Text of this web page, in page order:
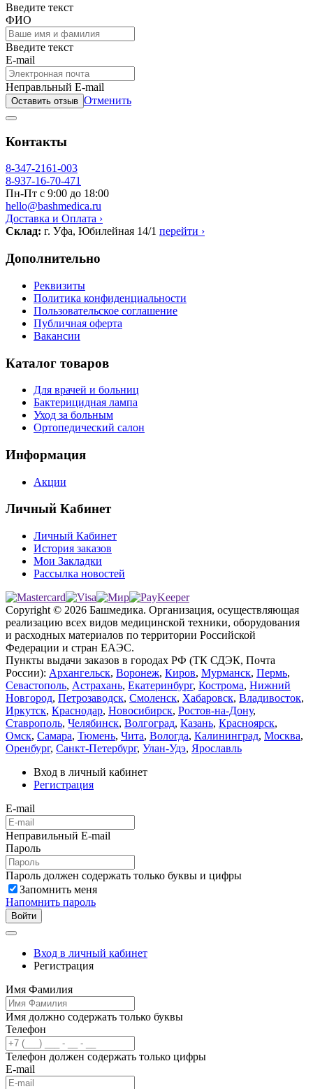
Введите текст
ФИО
Введите текст
E-mail
Неправльный E-mail
Оставить отзыв Отменить
Контакты
8-347-2161-003
8-937-16-70-471
Пн-Пт с 9:00 до 18:00
hello@bashmedica.ru
Доставка и Оплата ›
Склад: г. Уфа, Юбилейная 14/1 перейти ›
Дополнительно
Реквизиты
Политика конфиденциальности
Пользовательское соглашение
Публичная оферта
Вакансии
Каталог товаров
Для врачей и больниц
Бактерицидная лампа
Уход за больным
Ортопедический салон
Информация
Акции
Личный Кабинет
Личный Кабинет
История заказов
Мои Закладки
Рассылка новостей
Copyright © 2026 Башмедика. Организация, осуществляющая
реализацию всех видов медицинской техники, оборудования
и расходных материалов по территории Российской
Федерации и стран ЕАЭС.
Пункты выдачи заказов в городах РФ (ТК СДЭК, Почта
России): Архангельск, Воронеж, Киров, Мурманск, Пермь,
Севастополь, Астрахань, Екатеринбург, Кострома, Нижний
Новгород, Петрозаводск, Смоленск, Хабаровск, Владивосток,
Иркутск, Краснодар, Новосибирск, Ростов-на-Дону,
Ставрополь, Челябинск, Волгоград, Казань, Красноярск,
Омск, Самара, Тюмень, Чита, Вологда, Калининград, Москва,
Оренбург, Санкт-Петербург, Улан-Удэ, Ярославль
Вход в личный кабинет
Регистрация
E-mail
Неправильный E-mail
Пароль
Пароль должен содержать только буквы и цифры
Запомнить меня
Напомнить пароль
Войти
Вход в личный кабинет
Регистрация
Имя Фамилия
Имя должно содержать только буквы
Телефон
Телефон должен содержать только цифры
E-mail